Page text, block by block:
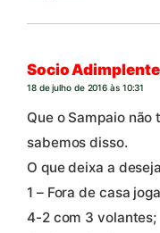
Socio Adimplente
18 de julho de 2016 às 10:31
Que o Sampaio
sabemos disso.
O que deixa a
1 – Fora de casa
4-2 com 3 volantes;